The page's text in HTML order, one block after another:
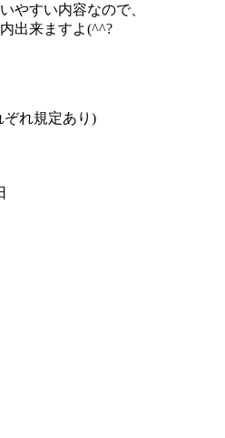
やすい内容なので、
出来ますよ(^^?
れ規定あり)